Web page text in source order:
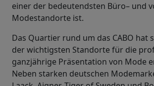
einer der bedeutendsten Büro– und
Modestandorte ist.
Das Quartier rund um das CABO hat
der wichtigsten Standorte für die
ganzjährige Präsentation von Mode
Neben starken deutschen